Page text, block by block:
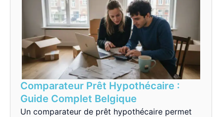
Comparateur Prêt Hypothécaire :
Guide Complet Belgique
Un comparateur de prêt hypothécaire permet